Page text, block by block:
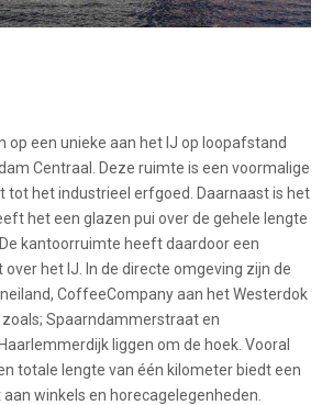
op een unieke aan het IJ op loopafstand
Centraal. Deze ruimte is een voormalige
tot het industrieel erfgoed. Daarnaast is het
het een glazen pui over de gehele lengte
kantoorruimte heeft daardoor een
het IJ. In de directe omgeving zijn de
CoffeeCompany aan het Westerdok
Spaarndammerstraat en
liggen om de hoek. Vooral
totale lengte van één kilometer biedt een
winkels en horecagelegenheden.